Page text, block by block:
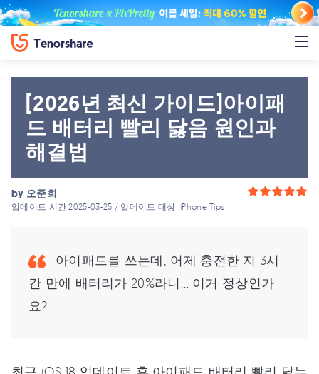
[2026년 최신 가이드]아이패
드 배터리 빨리 닳음 원인과
해결법
by 오준희
업데이트 시간 2025-03-25 / 업데이트 대상iPhone Tips
아이패드를 쓰는데, 어제 충전한 지 3시
간 만에 배터리가 20%라니… 이거 정상인가
요?